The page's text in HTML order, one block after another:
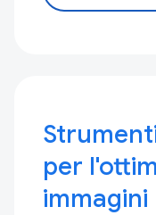
per
immagini